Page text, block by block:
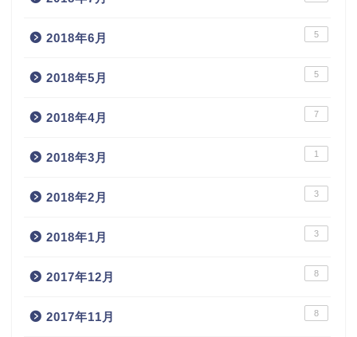
2018年6月 5
2018年5月 5
2018年4月 7
2018年3月 1
2018年2月 3
2018年1月 3
2017年12月 8
2017年11月 8